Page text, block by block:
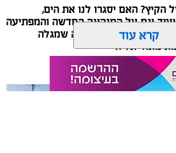
האם יסגרו לנו את הים,
וגם על המנהיגה החדשה והמפתיעה
יו"ר ועדת הקורונה שמגלה
מאוד אליה
ביטון
קרא עוד
באינטרנט
אולי יעניין אותך גם